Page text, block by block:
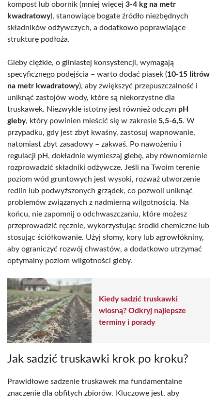
kompost lub obornik (mniej więcej 3-4 kg na metr
kwadratowy), stanowiące bogate źródło niezbędnych
składników odżywczych, a dodatkowo poprawiające
strukturę podłoża.
Gleby ciężkie, o gliniastej konsystencji, wymagają
specyficznego podejścia – warto dodać piasek (10-15 litrów
na metr kwadratowy), aby zwiększyć przepuszczalność i
uniknąć zastojów wody, które są niekorzystne dla
truskawek. Niezwykle istotny jest również odczyn pH
gleby, który powinien mieścić się w zakresie 5,5-6,5. W
przypadku, gdy jest zbyt kwaśny, zastosuj wapnowanie,
natomiast zbyt zasadowy – zakwaś. Po nawożeniu i
regulacji pH, dokładnie wymieszaj glebę, aby równomiernie
rozprowadzić składniki odżywcze. Jeśli na Twoim terenie
poziom wód gruntowych jest wysoki, rozważ utworzenie
redlin lub podwyższonych grządek, co pozwoli uniknąć
problemów związanych z nadmierną wilgotnością. Na
końcu, nie zapomnij o odchwaszczaniu, które możesz
przeprowadzić ręcznie, wykorzystując środki chemiczne lub
stosując ściółkowanie. Użyj słomy, kory lub agrowłókniny,
aby ograniczyć rozwój chwastów, a dodatkowo utrzymać
optymalny poziom wilgotności gleby.
Kiedy sadzić truskawki
wiosną? Odkryj najlepsze
terminy i porady
Jak sadzić truskawki krok po kroku?
Prawidłowe sadzenie truskawek ma fundamentalne
znaczenie dla obfitych zbiorów. Kluczowe jest, aby